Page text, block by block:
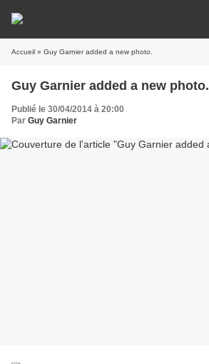
Accueil » Guy Garnier added a new photo.
Guy Garnier added a new photo.
Publié le 30/04/2014 à 20:00
Par Guy Garnier